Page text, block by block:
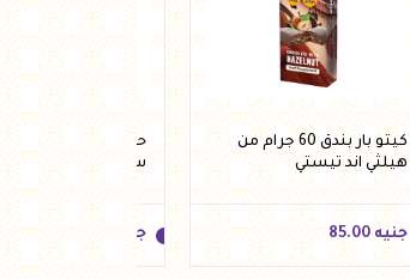
كيتو بار بندق 60 جرام من
هيلثي اند تيستي
جنيه 85.00
حلقات شوفان
ستيفيا 250 جرام من فيردي
جنيه 92.50